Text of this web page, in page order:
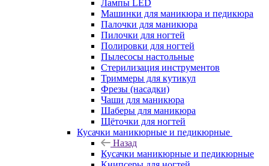
Лампы LED
Машинки для маникюра и педикюра
Палочки для маникюра
Пилочки для ногтей
Полировки для ногтей
Пылесосы настольные
Стерилизация инструментов
Триммеры для кутикул
Фрезы (насадки)
Чаши для маникюра
Шаберы для маникюра
Щёточки для ногтей
Кусачки маникюрные и педикюрные
Назад
Кусачки маникюрные и педикюрные